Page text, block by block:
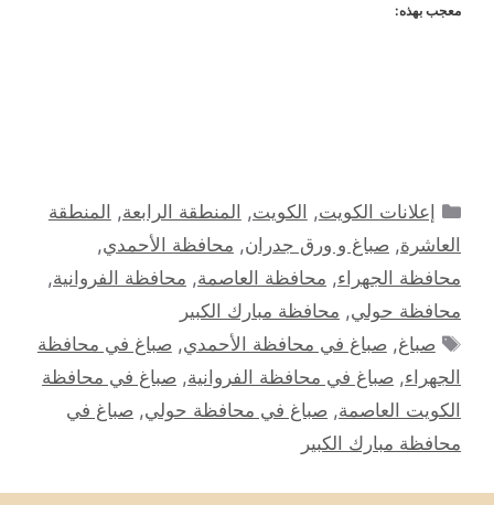
معجب بهذه:
التصنيفات
إعلانات الكويت, الكويت, المنطقة الرابعة, المنطقة
العاشرة, صباغ و ورق جدران, محافظة الأحمدي,
محافظة الجهراء, محافظة العاصمة, محافظة الفروانية,
محافظة حولي, محافظة مبارك الكبير
الوسوم
صباغ, صباغ في محافظة الأحمدي, صباغ في محافظة
الجهراء, صباغ في محافظة الفروانية, صباغ في محافظة
الكويت العاصمة, صباغ في محافظة حولي, صباغ في
محافظة مبارك الكبير